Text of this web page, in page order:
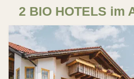
2 BIO HOTELS im